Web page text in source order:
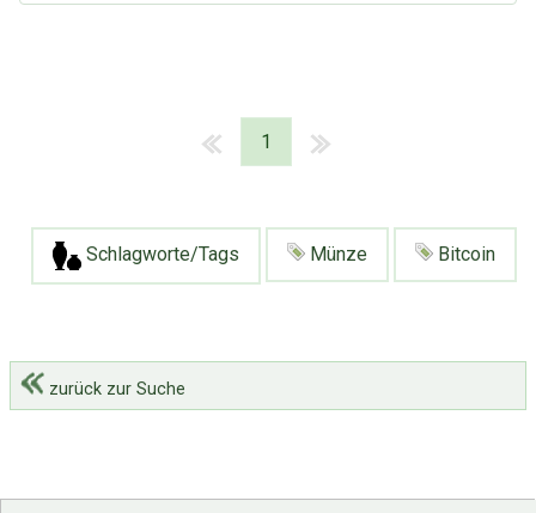
1
Schlagworte/Tags Münze Bitcoin
zurück zur Suche